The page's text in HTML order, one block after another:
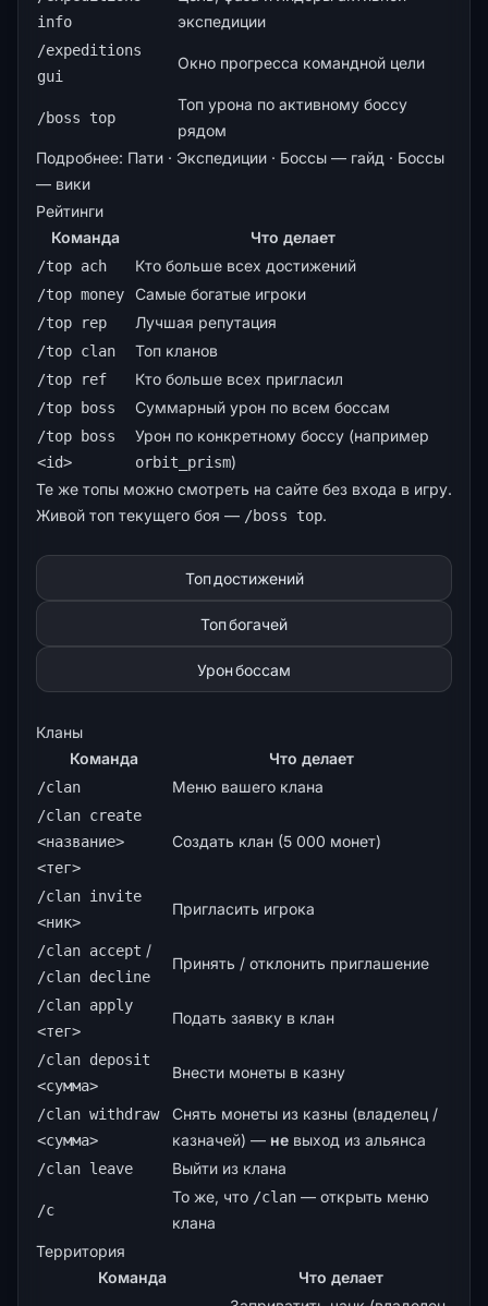
info
экспедиции
/expeditions
gui
Окно прогресса командной цели
/boss top
Топ урона по активному боссу
рядом
Подробнее: Пати · Экспедиции · Боссы — гайд · Боссы
— вики
Рейтинги
Команда Что делает
/top ach Кто больше всех достижений
/top money Самые богатые игроки
/top rep Лучшая репутация
/top clan Топ кланов
/top ref Кто больше всех пригласил
/top boss Суммарный урон по всем боссам
/top boss
<id>
Урон по конкретному боссу (например
orbit_prism)
Те же топы можно смотреть на сайте без входа в игру.
Живой топ текущего боя — /boss top.
Топ достижений
Топ богачей
Урон боссам
Кланы
Команда Что делает
/clan Меню вашего клана
/clan create
<название>
<тег>
Создать клан (5 000 монет)
/clan invite
<ник>
Пригласить игрока
/clan accept /
/clan decline
Принять / отклонить приглашение
/clan apply
<тег>
Подать заявку в клан
/clan deposit
<сумма>
Внести монеты в казну
/clan withdraw
<сумма>
Снять монеты из казны (владелец /
казначей) — не выход из альянса
/clan leave Выйти из клана
/c
То же, что /clan — открыть меню
клана
Территория
Команда
Что делает